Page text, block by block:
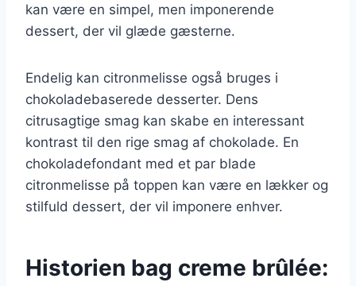
kan være en simpel, men imponerende
dessert, der vil glæde gæsterne.
Endelig kan citronmelisse også bruges i
chokoladebaserede desserter. Dens
citrusagtige smag kan skabe en interessant
kontrast til den rige smag af chokolade. En
chokoladefondant med et par blade
citronmelisse på toppen kan være en lækker og
stilfuld dessert, der vil imponere enhver.
Historien bag creme brûlée: